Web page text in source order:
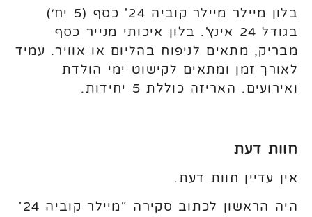
בלון מיילר מיילר קוביה 24' כסף (5 יח׳)
בגודל 24 אינץ'. בלון איכותי מנייר כסף
מבריק, מתאים לניפוח בהליום או אוויר. עמיד
לאורך זמן ומתאים לקישוט ימי הולדת
ואירועים. האריזה כוללת 5 יחידות.
חוות דעת
אין עדיין חוות דעת.
היה הראשון לכתוב סקירה “מיילר קוביה 24'